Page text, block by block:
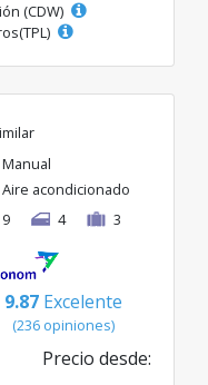
(CDW)
Manual
Aire acondicionado
9
4 3
9.87 Excelente
(236 opiniones)
Precio desde: